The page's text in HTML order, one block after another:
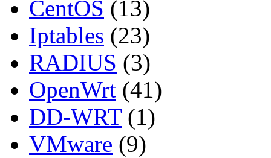
CentOS (13)
Iptables (23)
RADIUS (3)
OpenWrt (41)
DD-WRT(1)
VMware (9)